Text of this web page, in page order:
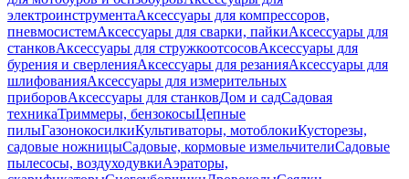
электроинструментаАксессуары для компрессоров,
пневмосистемАксессуары для сварки, пайкиАксессуары для
станковАксессуары для стружкоотсосовАксессуары для
бурения и сверленияАксессуары для резанияАксессуары для
шлифованияАксессуары для измерительных
приборовАксессуары для станковДом и садСадовая
техникаТриммеры, бензокосыЦепные
пилыГазонокосилкиКультиваторы, мотоблокиКусторезы,
садовые ножницыСадовые, кормовые измельчителиСадовые
пылесосы, воздуходувкиАэраторы,